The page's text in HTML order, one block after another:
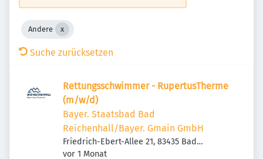
Andere
Suche zurücksetzen
Rettungsschwimmer - RupertusTherme
(m/w/d)
Bayer. Staatsbad Bad
Reichenhall/Bayer. Gmain GmbH
Friedrich-Ebert-Allee 21, 83435 Bad
Reichenhall, Deutschland
Veröffentlicht
vor 1 Monat